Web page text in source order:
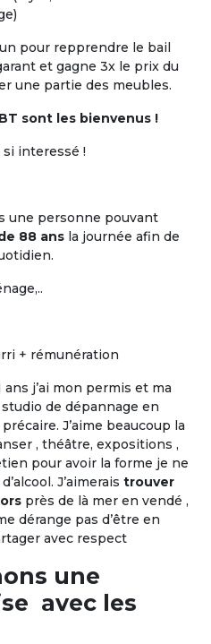
pour repprendre le bail
et gagne 3x le prix du
une partie des meubles.
sont les bienvenus !
interessé !
une personne pouvant
88 ans la journée afin de
+ rémunération
ans j’ai mon permis et ma
de dépannage en
J’aime beaucoup la
, théâtre, expositions ,
pour avoir la forme je ne
J’aimerais trouver
près de là mer en vendé ,
dérange pas d’être en
avec respect
une
avec les